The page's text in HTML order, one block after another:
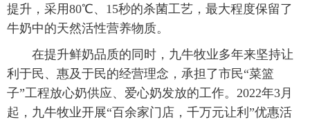
提升，采用80℃、15秒的杀菌工艺，最大程度保留了
牛奶中的天然活性营养物质。
在提升鲜奶品质的同时，九牛牧业多年来坚持让
利于民、惠及于民的经营理念，承担了市民“菜篮
子”工程放心奶供应、爱心奶发放的工作。2022年3月
起，九牛牧业开展“百余家门店，千万元让利”优惠活